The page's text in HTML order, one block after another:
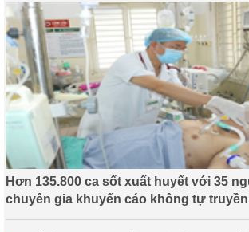
Hơn 135.800 ca sốt xuất huyết với 35
chuyên gia khuyến cáo không tự